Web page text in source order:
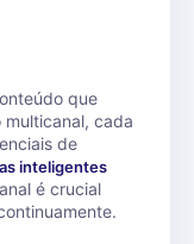
que
cada
de
inteligentes
é crucial